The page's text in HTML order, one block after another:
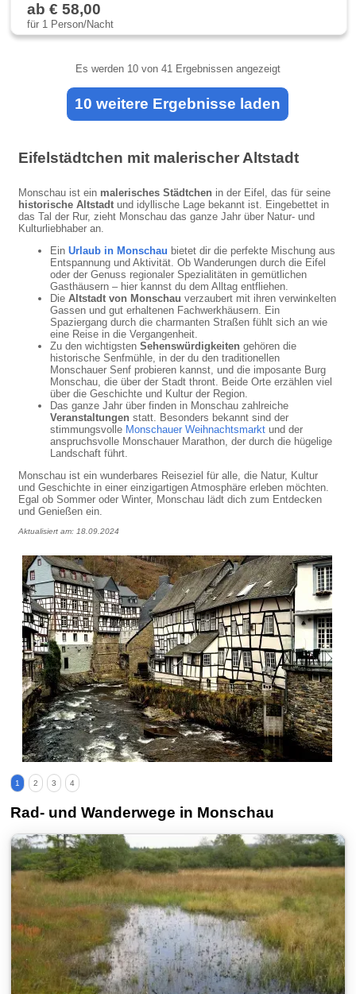
ab € 58,00
für 1 Person/Nacht
Es werden 10von 41 Ergebnissen angezeigt
10 weitere Ergebnisse laden
Eifelstädtchen mit malerischer Altstadt
Monschau ist ein malerisches Städtchen in der Eifel, das für seine
historische Altstadt und idyllische Lage bekannt ist. Eingebettet in
das Tal der Rur, zieht Monschau das ganze Jahr über Natur- und
Kulturliebhaber an.
Ein Urlaub in Monschau bietet dir die perfekte Mischung aus
Entspannung und Aktivität. Ob Wanderungen durch die Eifel
oder der Genuss regionaler Spezialitäten in gemütlichen
Gasthäusern – hier kannst du dem Alltag entfliehen.
DieAltstadt von Monschau verzaubert mit ihren verwinkelten
Gassen und gut erhaltenen Fachwerkhäusern. Ein
Spaziergang durch die charmanten Straßen fühlt sich an wie
eine Reise in die Vergangenheit.
Zu den wichtigstenSehenswürdigkeiten gehören die
historische Senfmühle, in der du den traditionellen
Monschauer Senf probieren kannst, und die imposante Burg
Monschau, die über der Stadt thront. Beide Orte erzählen viel
über die Geschichte und Kultur der Region.
Das ganze Jahr über finden in Monschau zahlreiche
Veranstaltungen statt. Besonders bekannt sind der
stimmungsvolle Monschauer Weihnachtsmarkt und der
anspruchsvolle Monschauer Marathon, der durch die hügelige
Landschaft führt.
Monschau ist ein wunderbares Reiseziel für alle, die Natur, Kultur
und Geschichte in einer einzigartigen Atmosphäre erleben möchten.
Egal ob Sommer oder Winter, Monschau lädt dich zum Entdecken
und Genießen ein.
Aktualisiert am: 18.09.2024
1 2 3 4
Rad- und Wanderwege in Monschau